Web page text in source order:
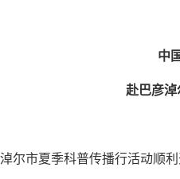
中
赴巴彦淖
尔市夏季科普传播行活动顺